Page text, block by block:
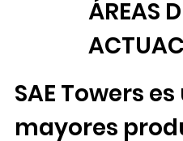
ÁREAS
SAE Towers
mayores